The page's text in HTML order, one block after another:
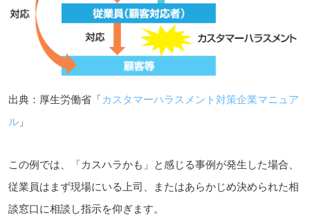
出典：厚生労働省「カスタマーハラスメント対策企業マニュア
ル 」
この例では、「カスハラかも」と感じる事例が発生した場合、
従業員はまず現場にいる上司、またはあらかじめ決められた相
談窓口に相談し指示を仰ぎます。